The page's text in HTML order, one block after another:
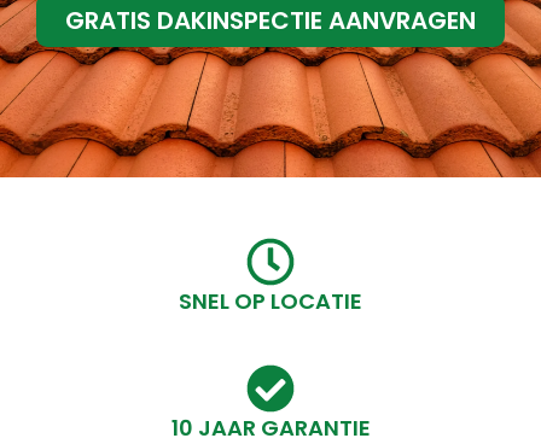
GRATIS DAKINSPECTIE AANVRAGEN
SNEL OP LOCATIE
10 JAAR GARANTIE